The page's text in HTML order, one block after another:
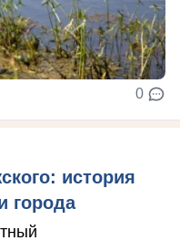
0
история
города